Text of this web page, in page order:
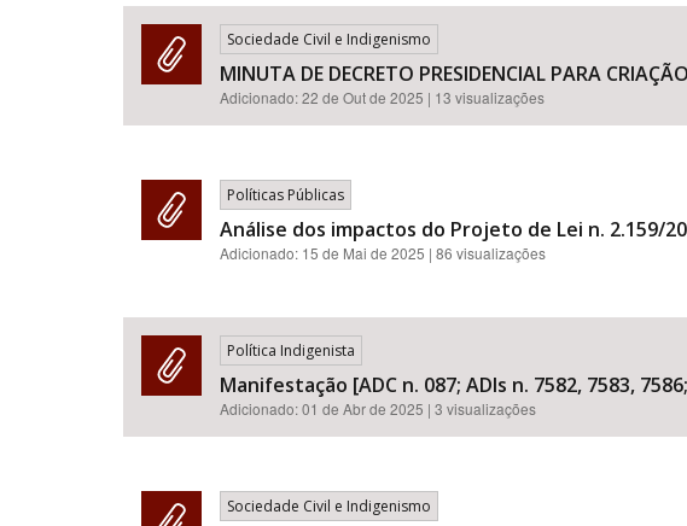
Sociedade Civil e Indigenismo
MINUTA DE DECRETO PRESIDENCIAL PARA
Adicionado:22 de Out de 2025 | 13 visualizações
Políticas Públicas
Análise dos impactos do Projeto de Lei n. 2.159/
Adicionado: 15 de Mai de 2025 | 86 visualizações
Política Indigenista
Manifestação [ADC n. 087; ADIs n. 7582, 7583,
Adicionado:01 de Abr de 2025 | 3 visualizações
Sociedade Civil e Indigenismo